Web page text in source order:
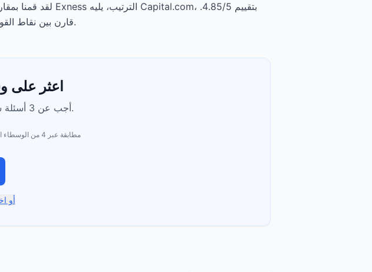
تبدأ الودائع الدنيا من $0، وتبدأ الرسوم عند From $0. قارن بين نقاط القوة والتنازلات لكل وسيط أدناه.
اعثر على
أجب عن 3 أسئلة سريعة وسنعيد ترتيب القائمة لك.
مطابقة عبر 4 من الوسطاء الذين تم مراجعتهم
أو